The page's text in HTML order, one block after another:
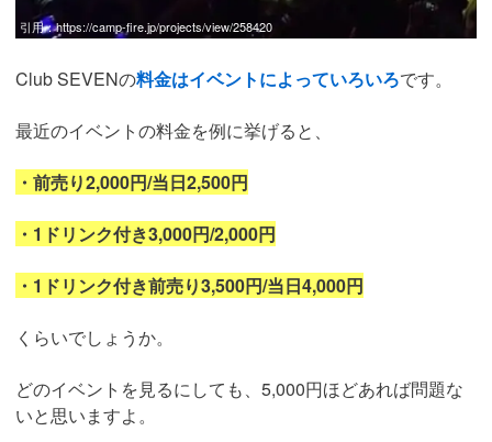
引用：https://camp-fire.jp/projects/view/258420
Club SEVENの料金はイベントによっていろいろです。
最近のイベントの料金を例に挙げると、
・前売り2,000円/当日2,500円
・1ドリンク付き3,000円/2,000円
・1ドリンク付き前売り3,500円/当日4,000円
くらいでしょうか。
どのイベントを見るにしても、5,000円ほどあれば問題な
いと思いますよ。